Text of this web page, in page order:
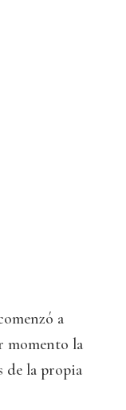
a
momento la
de la propia